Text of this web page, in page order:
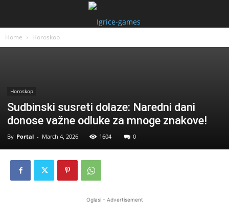
Home Horoskop
Horoskop
Sudbinski susreti dolaze: Naredni dani
donose važne odluke za mnoge znakove!
By Portal - March 4, 2026 1604 0
Oglasi - Advertisement